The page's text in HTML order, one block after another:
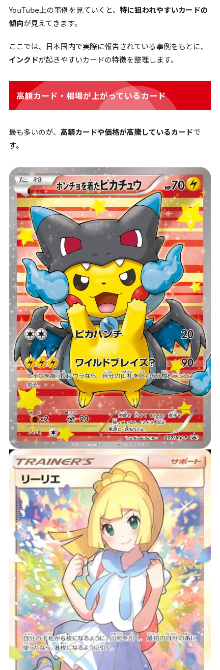
YouTube上の事例を見ていくと、 特に狙われやすいカードの
傾向が見えてきます。
ここでは、日本国内で実際に報告されている事例をもとに、
インクドが起きやすいカードの特徴を整理します。
高額カード・相場が上がっているカード
最も多いのが、 高額カードや価格が高騰しているカードで
す。